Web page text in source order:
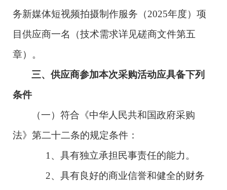
务新媒体短视频拍摄制作服务（2025年度）项
目供应商一名（技术需求详见磋商文件第五
章）。
三、供应商参加本次采购活动应具备下列
条件
（一）符合《中华人民共和国政府采购
法》第二十二条的规定条件：
1 、具有独立承担民事责任的能力。
2、具有良好的商业信誉和健全的财务